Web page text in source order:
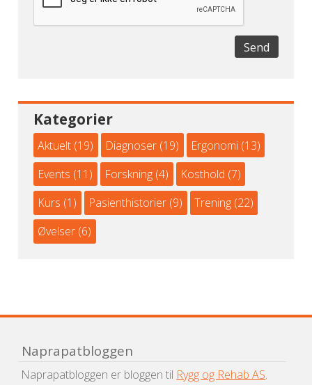
Send
Kategorier
Aktuelt (19) Diagnoser (19) Ergonomi(13)
Events (11) Forskning (4) Kosthold (7)
Kurs (1) Pasienthistorier (9) Trening(22)
Øvelser (6)
Naprapatbloggen
Naprapatbloggen er bloggen til Rygg og Rehab AS.